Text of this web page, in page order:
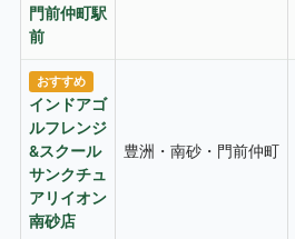
門前仲町駅
前
おすすめ
インドアゴ
ルフレンジ
&スクール
サンクチュ
アリイオン
南砂店
豊洲・南砂・門前仲町